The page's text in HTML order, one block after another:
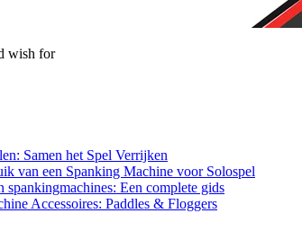
wish for
Samen het Spel Verrijken
van een Spanking Machine voor Solospel
spankingmachines: Een complete gids
Accessoires: Paddles & Floggers